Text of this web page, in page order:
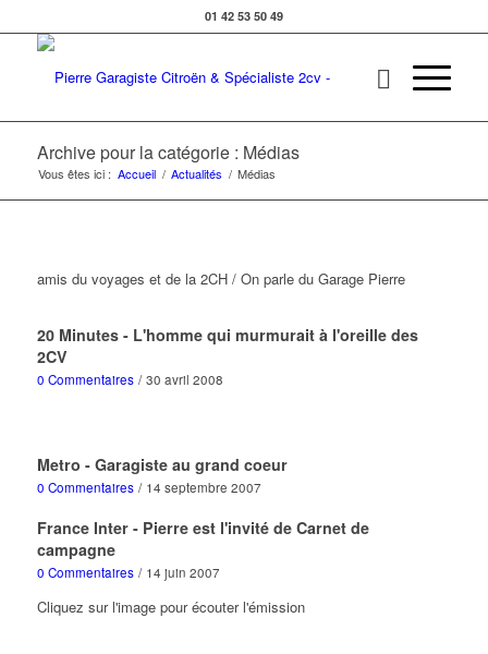
01 42 53 50 49
Archive pour la catégorie : Médias
Vous êtes ici : Accueil / Actualités / Médias
amis du voyages et de la 2CH / On parle du Garage Pierre
20 Minutes - L'homme qui murmurait à l'oreille des
2CV
0 Commentaires / 30 avril 2008
Metro - Garagiste au grand coeur
0 Commentaires / 14 septembre 2007
France Inter - Pierre est l'invité de Carnet de
campagne
0 Commentaires / 14 juin 2007
Cliquez sur l'image pour écouter l'émission